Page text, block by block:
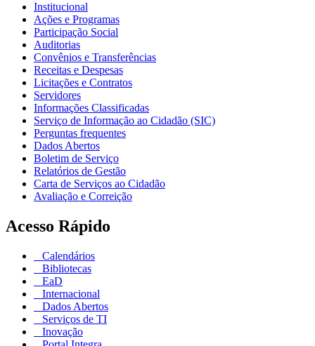
Institucional
Ações e Programas
Participação Social
Auditorias
Convênios e Transferências
Receitas e Despesas
Licitações e Contratos
Servidores
Informações Classificadas
Serviço de Informação ao Cidadão (SIC)
Perguntas frequentes
Dados Abertos
Boletim de Serviço
Relatórios de Gestão
Carta de Serviços ao Cidadão
Avaliação e Correição
Acesso Rápido
Calendários
Bibliotecas
EaD
Internacional
Dados Abertos
Serviços de TI
Inovação